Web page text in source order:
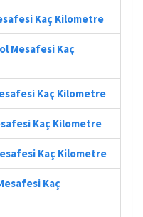
Kaç Kilometre
Mesafesi Kaç
Kaç Kilometre
Kaç Kilometre
Kaç Kilometre
Kaç